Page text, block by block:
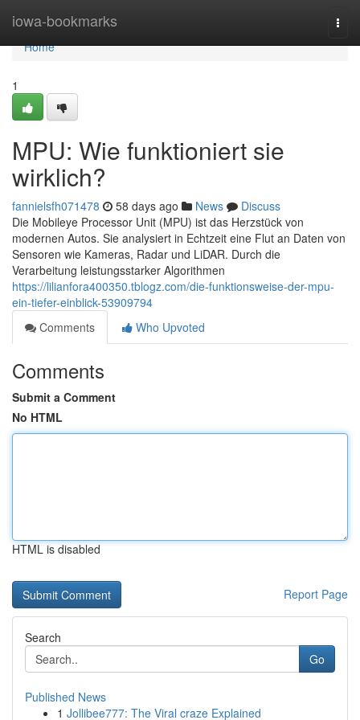
iowa-bookmarks
Home
Home
1
MPU: Wie funktioniert sie
wirklich?
fannielsfh071478 58 days ago News
Discuss
Die Mobileye Processor Unit (MPU) ist das Herzstück von
modernen Autos. Sie analysiert in Echtzeit eine Flut an Daten von
Sensoren wie Kameras, Radar und LiDAR. Durch die
Verarbeitung leistungsstarker Algorithmen
https://lilianfora400350.tblogz.com/die-funktionsweise-der-mpu-
ein-tiefer-einblick-53909794
Comments
Who Upvoted
Comments
Submit a Comment
No HTML
HTML is disabled
Report Page
Search
Go
Published News
1 Jollibee777: The Viral craze Explained